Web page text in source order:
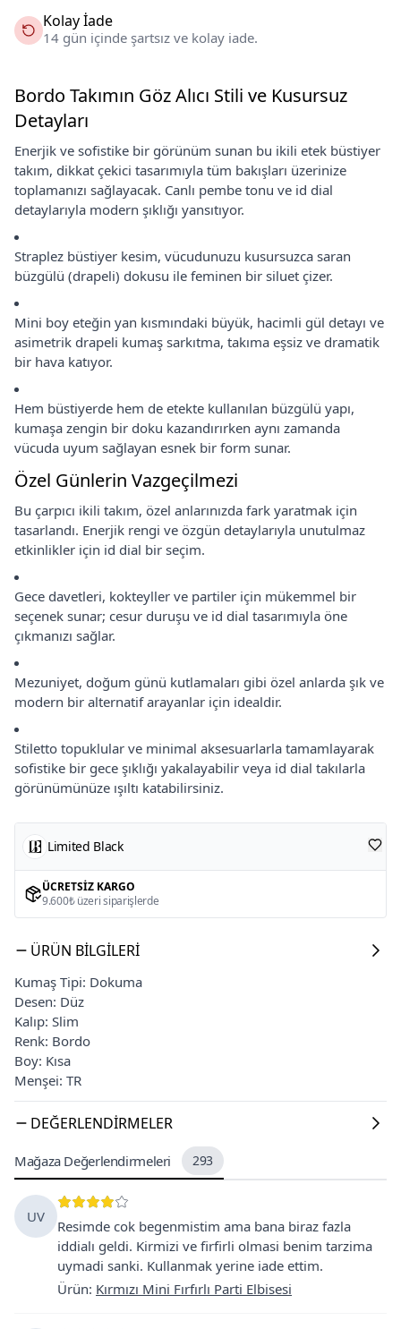
Kolay İade
14 gün içinde şartsız ve kolay iade.
Bordo Takımın Göz Alıcı Stili ve Kusursuz
Detayları
Enerjik ve sofistike bir görünüm sunan bu ikili etek büstiyer
takım, dikkat çekici tasarımıyla tüm bakışları üzerinize
toplamanızı sağlayacak. Canlı pembe tonu ve id dial
detaylarıyla modern şıklığı yansıtıyor.
Straplez büstiyer kesim, vücudunuzu kusursuzca saran
büzgülü (drapeli) dokusu ile feminen bir siluet çizer.
Mini boy eteğin yan kısmındaki büyük, hacimli gül detayı ve
asimetrik drapeli kumaş sarkıtma, takıma eşsiz ve dramatik
bir hava katıyor.
Hem büstiyerde hem de etekte kullanılan büzgülü yapı,
kumaşa zengin bir doku kazandırırken aynı zamanda
vücuda uyum sağlayan esnek bir form sunar.
Özel Günlerin Vazgeçilmezi
Bu çarpıcı ikili takım, özel anlarınızda fark yaratmak için
tasarlandı. Enerjik rengi ve özgün detaylarıyla unutulmaz
etkinlikler için id dial bir seçim.
Gece davetleri, kokteyller ve partiler için mükemmel bir
seçenek sunar; cesur duruşu ve id dial tasarımıyla öne
çıkmanızı sağlar.
Mezuniyet, doğum günü kutlamaları gibi özel anlarda şık ve
modern bir alternatif arayanlar için idealdir.
Stiletto topuklular ve minimal aksesuarlarla tamamlayarak
sofistike bir gece şıklığı yakalayabilir veya id dial takılarla
görünümünüze ışıltı katabilirsiniz.
Limited Black
ÜCRETSIZ KARGO
9.600₺ üzeri siparişlerde
ÜRÜN BILGILERI
Kumaş Tipi: Dokuma
Desen: Düz
Kalıp: Slim
Renk: Bordo
Boy: Kısa
Menşei: TR
DEĞERLENDIRMELER
Mağaza Değerlendirmeleri 293
UV
Resimde cok begenmistim ama bana biraz fazla
iddialı geldi. Kirmizi ve firfirli olmasi benim tarzima
uymadi sanki. Kullanmak yerine iade ettim.
Ürün: Kırmızı Mini Fırfırlı Parti Elbisesi